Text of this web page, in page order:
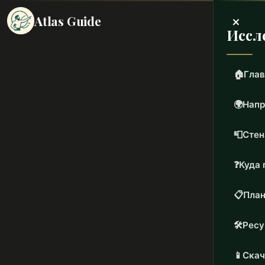
Atlas Guide ×
🏠
🌍
📮
❓Куда
📋
🛠️
📱